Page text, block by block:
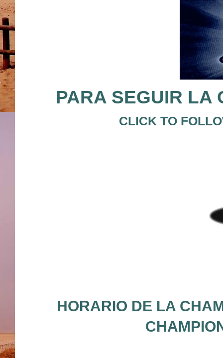
PARA SEGUIR LA
CLICK TO
HORARIO DE LA